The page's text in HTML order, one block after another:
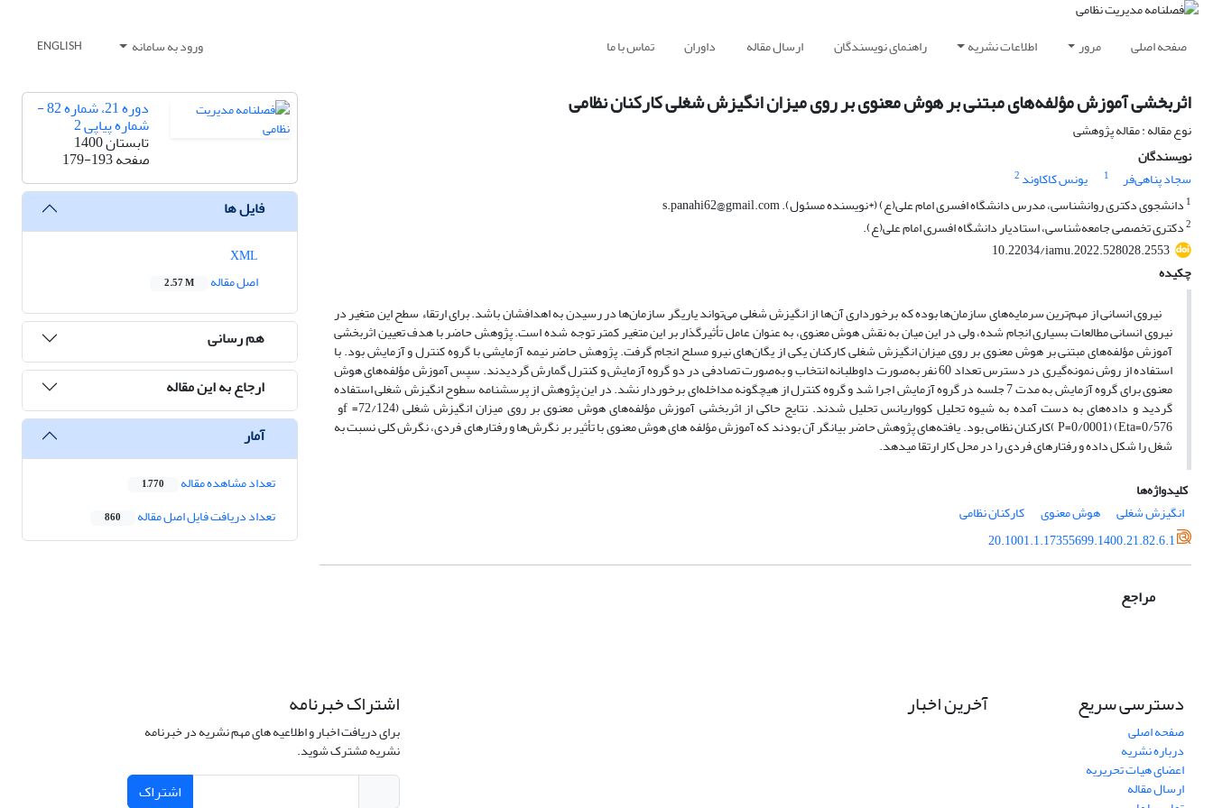
صفحه اصلی مرور اطلاعات نشریه راهنمای نویسندگان ارسال مقاله داوران تماس با ما ورود به سامانه ENGLISH
اثربخشی آموزش مؤلفه‌های مبتنی بر هوش معنوی بر روی میزان انگیزش شغلی کارکنان نظامی
نوع مقاله : مقاله پژوهشی
نویسندگان
سجاد پناهی‌فر
1 یونس کاکاوند 2
1 دانشجوی دکتری روانشناسی، مدرس دانشگاه افسری امام علی(ع) (*نویسنده مسئول). s.panahi62@gmail.com
2دکتری تخصصی جامعه‌شناسی، استادیار دانشگاه افسری امام علی(ع).
10.22034/iamu.2022.528028.2553
چکیده
نیروی انسانی از مهم‌ترین سرمایه‌های سازمان‌ها بوده که برخورداری آن‌ها از انگیزش شغلی می‌تواند یاریگر سازمان‌ها در رسیدن به اهدافشان باشد. برای ارتقاء سطح این متغیر در
نیروی انسانی مطالعات بسیاری انجام شده، ولی در این میان به نقش هوش معنوی، به عنوان عامل تأثیرگذار بر این متغیر کمتر توجه شده است. پژوهش حاضر با هدف تعیین اثربخشی
آموزش مؤلفه‌های مبتنی بر هوش معنوی بر روی میزان انگیزش شغلی کارکنان یکی از یگان‌های نیرو مسلح انجام گرفت. پژوهش حاضر نیمه آزمایشی با گروه کنترل و آزمایش بود. با
استفاده از روش نمونه‌گیری در دسترس تعداد 60 نفر به‌صورت داوطلبانه انتخاب و به‌صورت تصادفی در دو گروه آزمایش و کنترل گمارش گردیدند. سپس آموزش مؤلفه‌های هوش
معنوی برای گروه آزمایش به مدت 7 جلسه در گروه آزمایش اجرا شد و گروه کنترل از هیچ­گونه مداخله‌­ای برخوردار نشد. در این پژوهش از پرسش­نامه سطوح انگیزش شغلی استفاده
گردید و داده‌های به دست آمده به شیوه تحلیل کوواریانس تحلیل شدند. نتایج حاکی از اثربخشی آموزش مؤلفه‌های هوش معنوی بر روی میزان انگیزش شغلی (72/124= fو
0/576=Eta) (P=0/0001 )کارکنان نظامی بود. یافته‌های پژوهش حاضر بیانگر آن بودند که آموزش مؤلفه­ های هوش معنوی با تأثیر بر نگرش‌ها و رفتارهای فردی، نگرش کلی نسبت به
شغل را شکل داده و رفتارهای فردی را در محل کار ارتقا می­دهد.
کلیدواژه‌ها
انگیزش شغلی
هوش معنوی
کارکنان نظامی
20.1001.1.17355699.1400.21.82.6.1
مراجع
دوره 21، شماره 82 -
شماره پیاپی 2
تابستان 1400
صفحه179-193
فایل ها
اصل مقاله
2.57 M
هم رسانی
ارجاع به این مقاله
آمار
تعداد مشاهده مقاله 1,770
تعداد دریافت فایل اصل مقاله 860
دسترسی سریع
صفحه اصلی
درباره نشریه
اعضای هیات تحریریه
ارسال مقاله
آخرین اخبار اشتراک خبرنامه
برای دریافت اخبار و اطلاعیه های مهم نشریه در خبرنامه
نشریه مشترک شوید.
اشتراک